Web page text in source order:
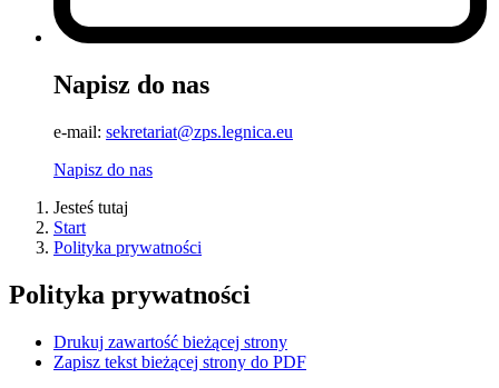
Napisz do nas
e-mail: sekretariat@zps.legnica.eu
Napisz do nas
Jesteś tutaj
Start
Polityka prywatności
Polityka prywatności
Drukuj zawartość bieżącej strony
Zapisz tekst bieżącej strony do PDF